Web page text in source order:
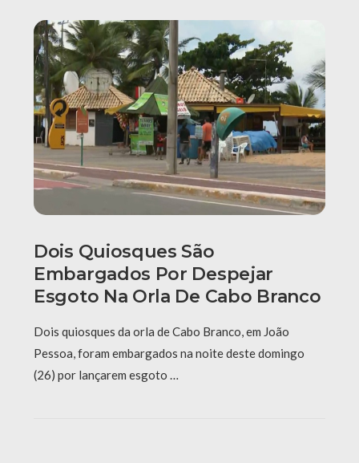
Dois Quiosques São
Embargados Por Despejar
Esgoto Na Orla De Cabo Branco
Dois quiosques da orla de Cabo Branco, em João
Pessoa, foram embargados na noite deste domingo
(26) por lançarem esgoto …